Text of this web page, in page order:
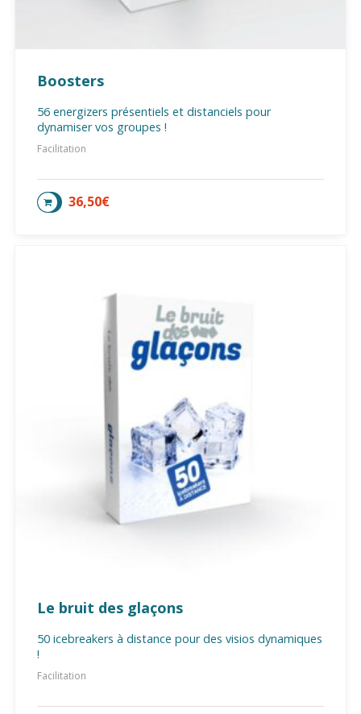
Boosters
56 energizers présentiels et distanciels pour
dynamiser vos groupes !
Facilitation
36,50€
AJOUTER AU PANIER
Le bruit des glaçons
50 icebreakers à distance pour des visios dynamiques
!
Facilitation